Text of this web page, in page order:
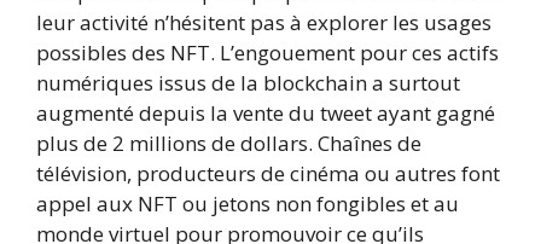
leur activité n’hésitent pas à explorer les usages
possibles des NFT. L’engouement pour ces actifs
numériques issus de la blockchain a surtout
augmenté depuis la vente du tweet ayant gagné
plus de 2 millions de dollars. Chaînes de
télévision, producteurs de cinéma ou autres font
appel aux NFT ou jetons non fongibles et au
monde virtuel pour promouvoir ce qu’ils